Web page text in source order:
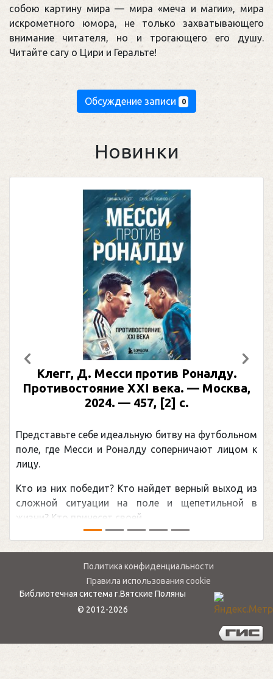
собою картину мира — мира «меча и магии», мира
искрометного юмора, не только захватывающего
внимание читателя, но и трогающего его душу.
Читайте сагу о Цири и Геральте!
Обсуждение записи 0
Новинки
Клегг, Д. Месси против Роналду.
Противостояние XXI века. — Москва,
2024. — 457, [2] с.
Представьте себе идеальную битву на футбольном
поле, где Месси и Роналду соперничают лицом к
лицу.
Кто из них победит? Кто найдет верный выход из
сложной ситуации на поле и щепетильной в
жизни? Кто принесет своей ...
Предыдущий
Политика конфиденциальности
Правила использования cookie
Библиотечная система г.Вятские Поляны
© 2012-2026